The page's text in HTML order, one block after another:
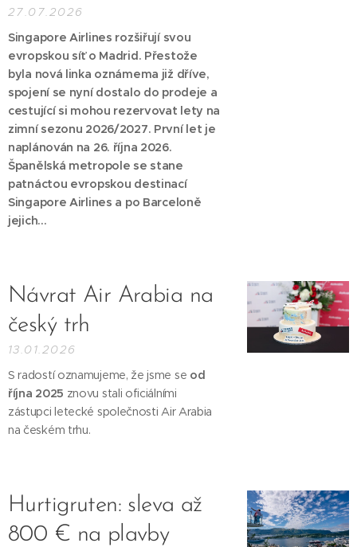
27.07.2026
Singapore Airlines rozšiřují svou
evropskou síť o Madrid. Přestože
byla nová linka oznámema již dříve,
spojení se nyní dostalo do prodeje a
cestující si mohou rezervovat lety na
zimní sezonu 2026/2027. První let je
naplánován na 26. října 2026.
Španělská metropole se stane
patnáctou evropskou destinací
Singapore Airlines a po Barceloně
jejich...
Návrat Air Arabia na
český trh
13.01.2026
S radostí oznamujeme, že jsme se od
října 2025 znovu stali oficiálními
zástupci letecké společnosti Air Arabia
na českém trhu.
Hurtigruten: sleva až
800 € na plavby